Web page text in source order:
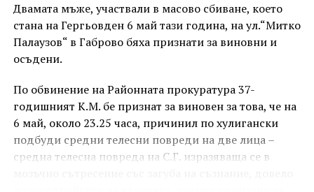
Двамата мъже, участвали в масово сбиване, което
стана на Гергьовден 6 май тази година, на ул.“Митко
Палаузов“ в Габрово бяха признати за виновни и
осъдени.
По обвинение на Районната прокуратура 37-
годишният К.М. бе признат за виновен за това, че на
6 май, около 23.25 часа, причинил по хулигански
подбуди средни телесни повреди на две лица –
средна телесна повреда на С.Г. изразяваща се в